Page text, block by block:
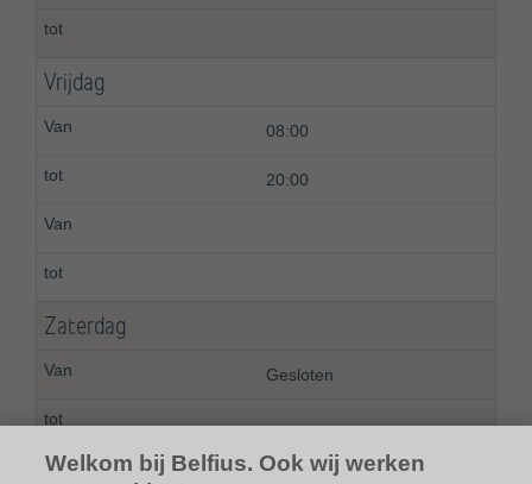
Vrijdag
08:00
20:00
Zaterdag
Gesloten
Welkom bij Belfius. Ook wij werken